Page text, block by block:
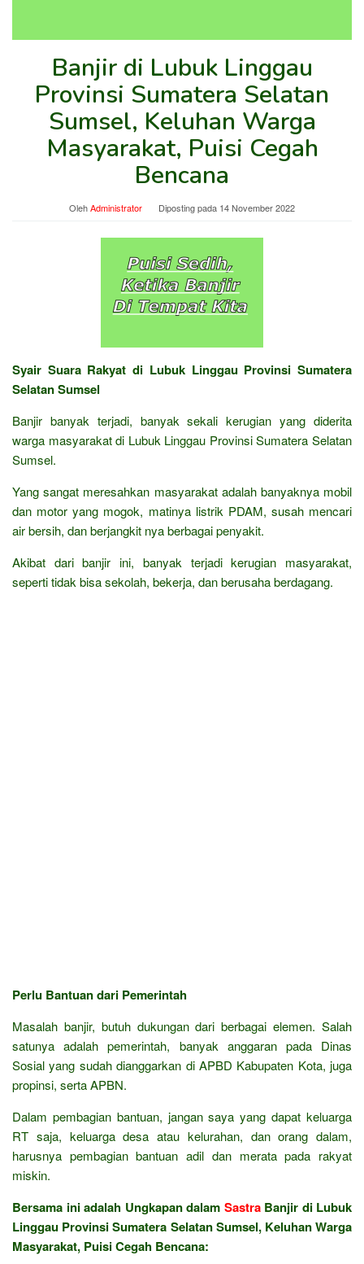
Banjir di Lubuk Linggau
Provinsi Sumatera Selatan
Sumsel, Keluhan Warga
Masyarakat, Puisi Cegah
Bencana
OlehAdministrator Diposting pada 14 November 2022
Syair Suara Rakyat di Lubuk Linggau Provinsi Sumatera
Selatan Sumsel
Banjir banyak terjadi, banyak sekali kerugian yang diderita
warga masyarakat di Lubuk Linggau Provinsi Sumatera Selatan
Sumsel.
Yang sangat meresahkan masyarakat adalah banyaknya mobil
dan motor yang mogok, matinya listrik PDAM, susah mencari
air bersih, dan berjangkit nya berbagai penyakit.
Akibat dari banjir ini, banyak terjadi kerugian masyarakat,
seperti tidak bisa sekolah, bekerja, dan berusaha berdagang.
Perlu Bantuan dari Pemerintah
Masalah banjir, butuh dukungan dari berbagai elemen. Salah
satunya adalah pemerintah, banyak anggaran pada Dinas
Sosial yang sudah dianggarkan di APBD Kabupaten Kota, juga
propinsi, serta APBN.
Dalam pembagian bantuan, jangan saya yang dapat keluarga
RT saja, keluarga desa atau kelurahan, dan orang dalam,
harusnya pembagian bantuan adil dan merata pada rakyat
miskin.
Bersama ini adalah Ungkapan dalam SastraBanjir di Lubuk
Linggau Provinsi Sumatera Selatan Sumsel, Keluhan Warga
Masyarakat, Puisi Cegah Bencana: